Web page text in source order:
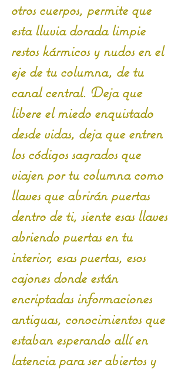
otros cuerpos, permite que
esta lluvia dorada limpie
restos kármicos y nudos en el
eje de tu columna, de tu
canal central. Deja que
libere el miedo enquistado
desde vidas, deja que entren
los códigos sagrados que
viajen por tu columna como
llaves que abrirán puertas
dentro de ti, siente esas llaves
abriendo puertas en tu
interior, esas puertas, esos
cajones donde están
encriptadas informaciones
antiguas, conocimientos que
estaban esperando allí en
latencia para ser abiertos y